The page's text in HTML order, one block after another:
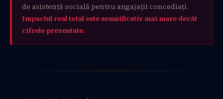
de asistență socială pentru angajații concediați.
Impactul real total este semnificativ mai mare decât
cifrele prezentate.